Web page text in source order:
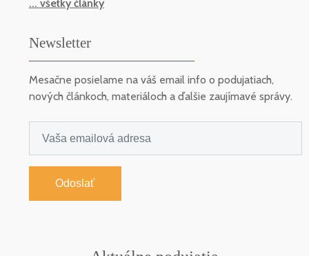
... všetky články
Newsletter
Mesačne posielame na váš email info o podujatiach,
nových článkoch, materiáloch a ďalšie zaujímavé správy.
Odoslať